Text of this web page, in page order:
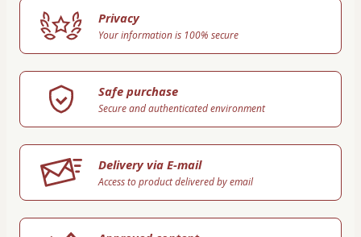
Privacy
Your information is 100% secure
Safe purchase
Secure and authenticated environment
Delivery via E-mail
Access to product delivered by email